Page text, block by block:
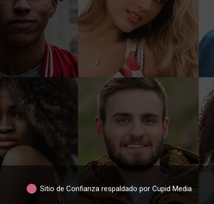
Sitio de Confianza respaldado por Cupid Media